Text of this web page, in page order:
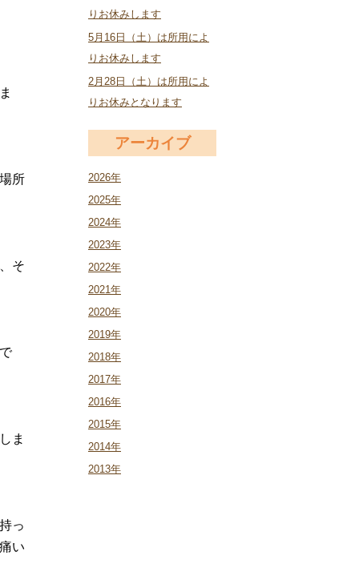
りお休みします
5月16日（土）は所用によ
りお休みします
2月28日（土）は所用によ
りお休みとなります
アーカイブ
2026年
2025年
2024年
2023年
2022年
2021年
2020年
2019年
2018年
2017年
2016年
2015年
2014年
2013年
所
そ
ま
っ
い